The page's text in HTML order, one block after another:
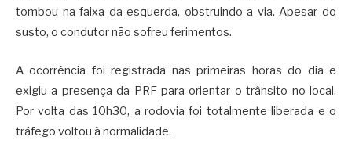
tombou na faixa da esquerda, obstruindo a via. Apesar do
susto, o condutor não sofreu ferimentos.
A ocorrência foi registrada nas primeiras horas do dia e
exigiu a presença da PRF para orientar o trânsito no local.
Por volta das 10h30, a rodovia foi totalmente liberada e o
tráfego voltou à normalidade.